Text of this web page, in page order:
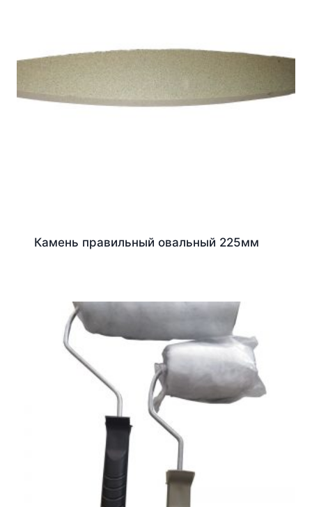
Камень правильный овальный 225мм